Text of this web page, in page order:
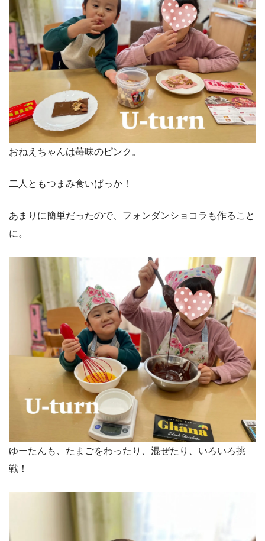
おねえちゃんは苺味のピンク。
二人ともつまみ食いばっか！
あまりに簡単だったので、フォンダンショコラも作ること
に。
ゆーたんも、たまごをわったり、混ぜたり、いろいろ挑
戦！